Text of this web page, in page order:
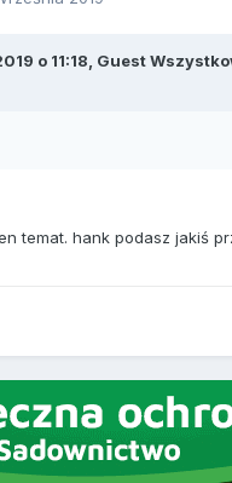
o 11:18, Guest
temat. hank podasz jakiś